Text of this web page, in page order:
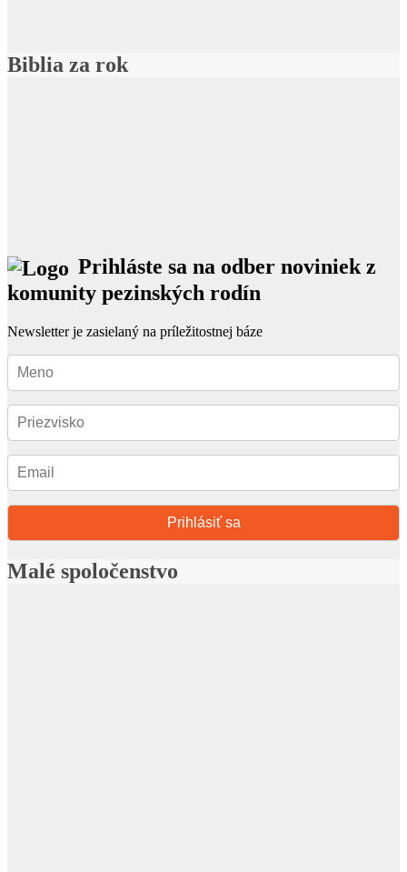
Biblia za rok
Prihláste sa na odber noviniek z
komunity pezinských rodín
Newsletter je zasielaný na príležitostnej báze
Prihlásiť sa
Malé spoločenstvo